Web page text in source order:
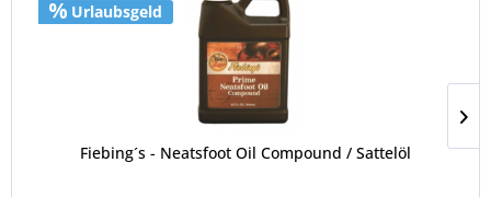
Urlaubsgeld
Fiebing´s - Neatsfoot Oil Compound / Sattelöl